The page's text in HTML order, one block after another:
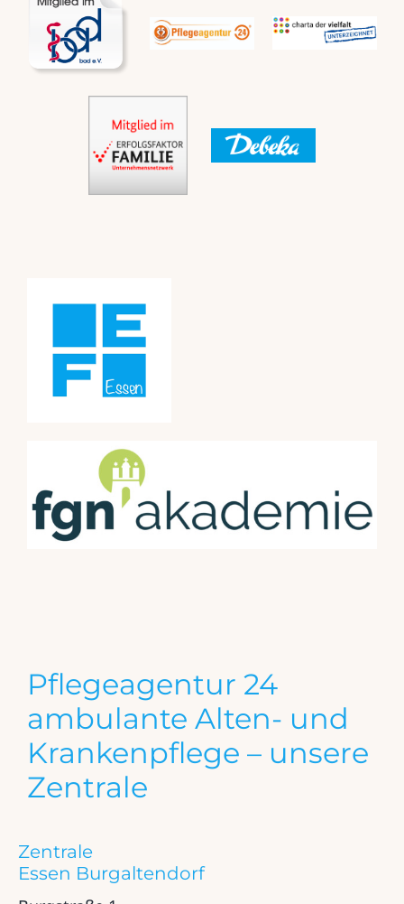
Pflegeagentur 24
ambulante Alten- und
Krankenpflege – unsere
Zentrale
Zentrale
Essen Burgaltendorf